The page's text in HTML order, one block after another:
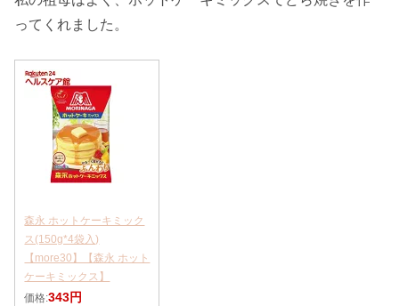
ってくれました。
森永 ホットケーキミック
ス(150g*4袋入)
【more30】【森永 ホット
ケーキミックス】
価格:343円